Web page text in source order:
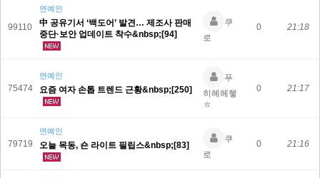
99110
연예인
中 공유기서 ‘백도어’ 발견… 제조사 판매
중단·보안 업데이트 착수&nbsp;[94]
쿠
로
0 21:18
75474
연예인
요즘 여자 손톱 트렌드 근황&nbsp;[250]
푸
히헤헤햏
ㅎ
0 21:17
79719
연예인
오늘 목동, 숀 라이트 필립스&nbsp;[83]
쿠
로
0 21:16